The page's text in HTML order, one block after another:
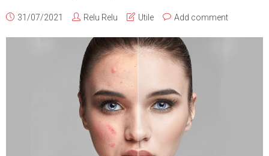
31/07/2021 Relu Relu Utile Add comment